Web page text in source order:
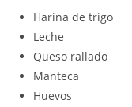
Harina de trigo
Leche
Queso rallado
Manteca
Huevos